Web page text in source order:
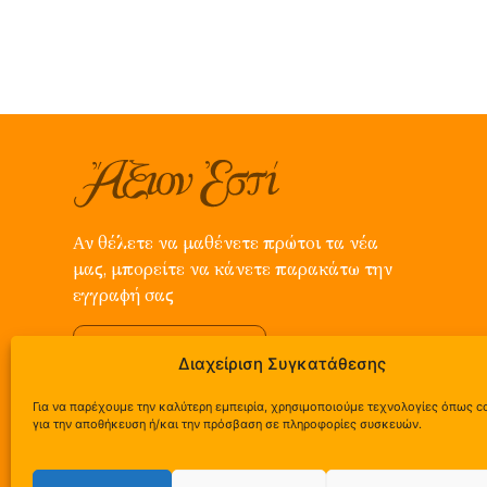
Διαχείριση Συγκατάθεσης
Για να παρέχουμε την καλύτερη εμπειρία, χρησιμοποιούμε τεχνολογίες όπως
για την αποθήκευση ή/και την πρόσβαση σε πληροφορίες συσκευών.
Αν θέλετε να μαθένετε πρώτοι τα νέα
μας, μπορείτε να κάνετε παρακάτω την
εγγραφή σας
Ε.Ο. Άργους – Στέρνας, Πανόραμα Αργολίδας | τ. +30